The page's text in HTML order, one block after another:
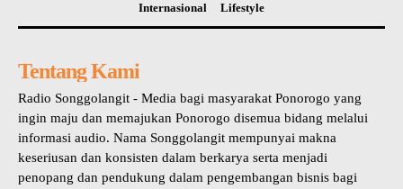
Internasional
Lifestyle
Tentang Kami
Radio Songgolangit - Media bagi masyarakat Ponorogo yang
ingin maju dan memajukan Ponorogo disemua bidang melalui
informasi audio. Nama Songgolangit mempunyai makna
keseriusan dan konsisten dalam berkarya serta menjadi
penopang dan pendukung dalam pengembangan bisnis bagi